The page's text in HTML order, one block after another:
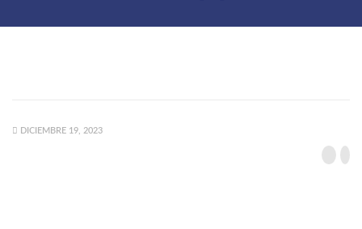
DICIEMBRE 19, 2023